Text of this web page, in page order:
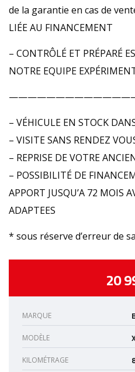
de la garantie en cas de
LIÉE AU FINANCEMENT
– CONTRÔLÉ ET PRÉPARÉ
NOTRE EQUIPE
– VÉHICULE EN STOCK
– VISITE SANS RENDEZ
– REPRISE DE VOTRE
– POSSIBILITÉ DE
APPORT JUSQU’A 72 MOIS
ADAPTEES
* sous réserve d’erreur de
20
MARQUE
MODÈLE
KILOMÉTRAGE